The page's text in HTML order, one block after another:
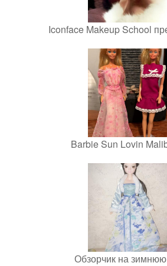
Iconface Makeup School
Barbie Sun Lovin
Обзорчик на зимнюю